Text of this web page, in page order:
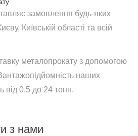
замовлення будь-яких
Київській області та всій
металопрокату з допомогою
наших
від 0,5 до 24 тонн.
з нами